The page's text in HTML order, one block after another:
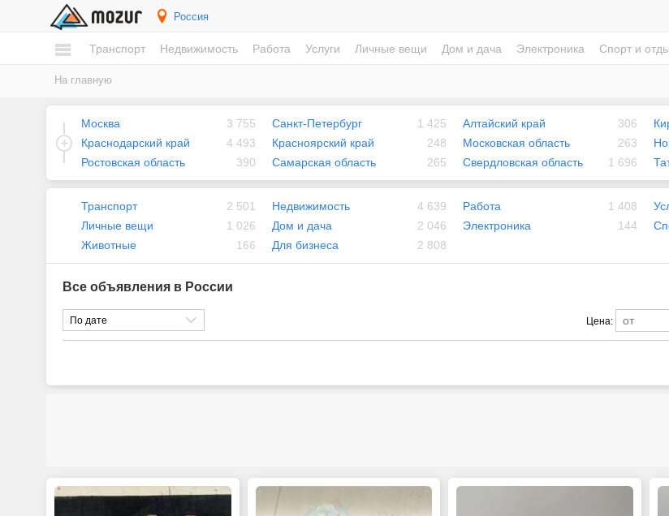
Россия
Транспорт Недвижимость Работа Услуги Личные вещи Дом и дача Электроника Спорт и
На главную
Москва 3 755 Санкт-Петербург 1 425 Алтайский край 306
Краснодарский край
4 493 Красноярский край 248 Московская область 263
Ростовская область
390 Самарская область 265 Свердловская область 1 696
Транспорт 2 501 Недвижимость 4 639 Работа 1 408
Личные вещи
1 026 Дом и дача 2 046 Электроника 144
Животные
166 Для бизнеса 2 808
Все объявления в России
По дате Цена: